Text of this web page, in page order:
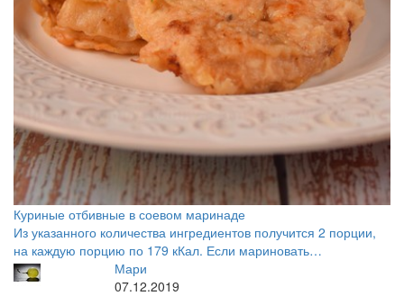
Куриные отбивные в соевом маринаде
Из указанного количества ингредиентов получится 2 порции,
на каждую порцию по 179 кКал. Если мариновать…
Мари
07.12.2019